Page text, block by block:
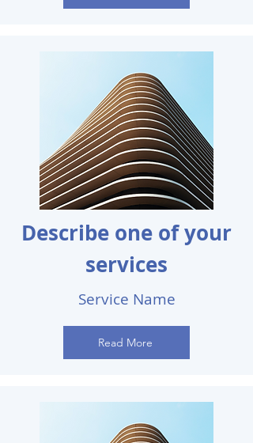
Describe one of your
services
Service Name
Read More